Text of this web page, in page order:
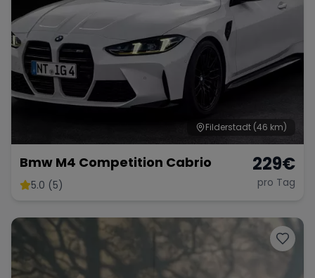
Filderstadt (46 km)
Bmw M4 Competition Cabrio
5.0 (5)
229€
pro Tag